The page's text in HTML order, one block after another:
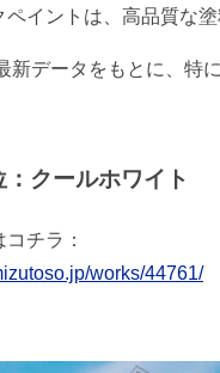
ペイントは、高品質な
新データをもとに、特
：クールホワイト
チラ：
works/44761/